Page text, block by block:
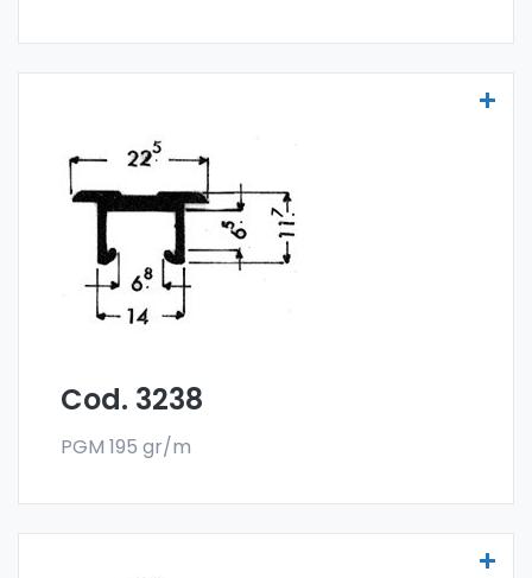
Cod. 3238
PGM 195 gr/m
Scheibenprofile Art. 3238
Die Scheibenprofile aus Aluminium werden
aus der Sonder-Legierung 6060 gefertigt
und werden im Stangenformat verkauft. Die
Mindestabnahme beträgt 300 kg.